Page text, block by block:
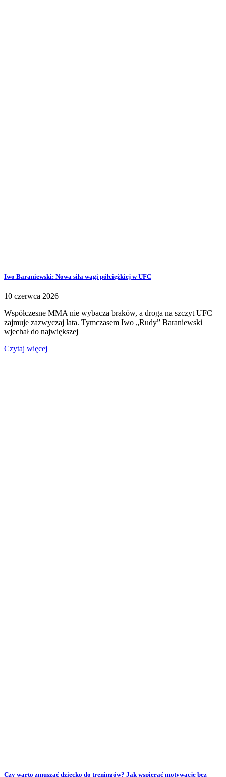
Iwo Baraniewski: Nowa siła wagi półciężkiej w UFC
10 czerwca 2026
Współczesne MMA nie wybacza braków, a droga na szczyt UFC
zajmuje zazwyczaj lata. Tymczasem Iwo „Rudy” Baraniewski
wjechał do największej
Czytaj więcej
Czy warto zmuszać dziecko do treningów? Jak wspierać motywację bez